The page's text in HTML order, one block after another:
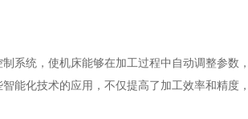
统，使机床能够在加工过程中自动调整参数
能化技术的应用，不仅提高了加工效率和精度